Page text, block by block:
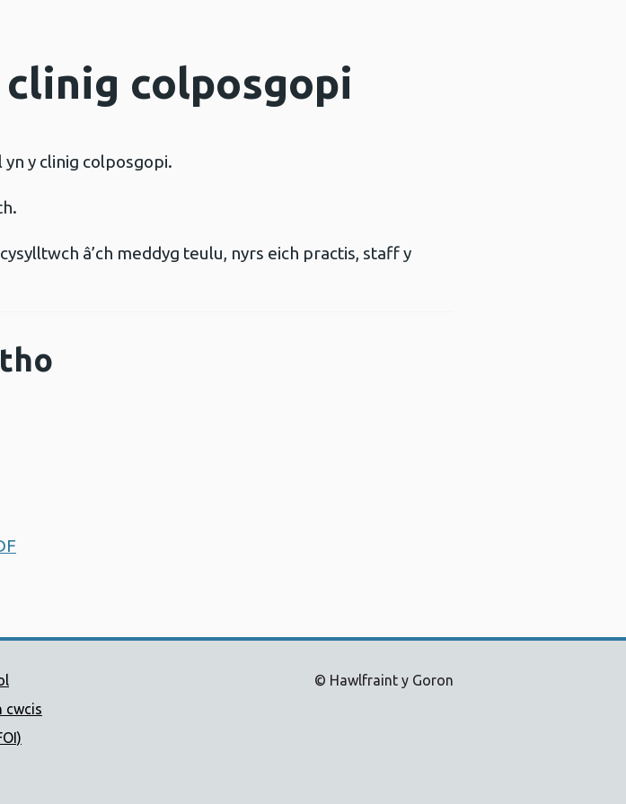
colposgopi
y clinig colposgopi.
â’ch meddyg teulu, nyrs eich practis, staff y
cwcis
© Hawlfraint y Goron